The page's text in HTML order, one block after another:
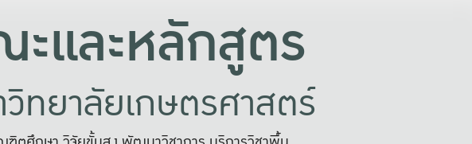
และหลักสูตร
ทยาลัยเกษตรศาสตร์